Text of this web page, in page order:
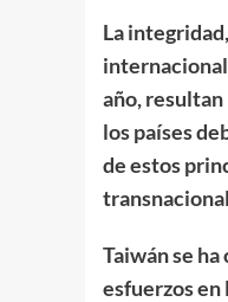
La
internacional
año,
los países
de estos
Taiwán se
esfuerzos en